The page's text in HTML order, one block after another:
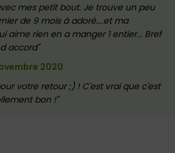
mes petit bout. Je trouve un peu
de 9 mois à adoré....et ma
aime rien en a manger 1 entier... Bref
accord
2020
votre retour ;) ! C'est vrai que c'est
bon !